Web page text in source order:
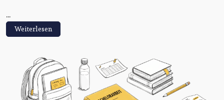
...
Weiterlesen